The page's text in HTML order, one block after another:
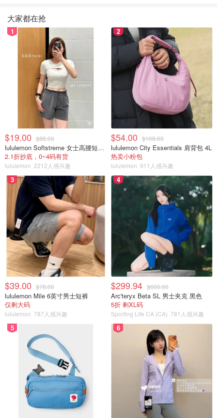
Segway 的 Go Kart Pro 2 解决了冬季如何使用卡丁车的问
题--当然是把它用作游戏控制器！这台光滑的机器最高时速
可达 26.7 英里，新方向盘包括一个 D-pad 和按钮，让你可
以把它当作视频游戏控制器使用。
百思买目前正在销售 Go Kart Pro 2 的预订单，价格为
$1,799（预计零售价为$2,299，优惠500元），该设备预计
将于 3 月初开始发货。
Segway Ninebot Gokart Pro Electric Go Kart
(25km Max Range / 37km/h Top Speed) -
Grey/Black | Best Buy Canada
Best Buy
JBuds Lux ANC headphones: $80
JLab 在 CES 2024 上推出了新款耳罩式降噪耳机，支持蓝
大家都在抢
1
$19.00 $88.00
lululemon Softstreme 女士高腰短裤 10cm
2.1折抄底，0~4码有货
lululemon 2212人感兴趣
2
$54.00 $108.00
lululemon City Essentials 肩背包 4L
热卖小粉包
lululemon 911人感兴趣
3
$39.00 $78.00
lululemon Mile 6英寸男士短裤
仅剩大码
lululemon 787人感兴趣
4
$299.94 $600.00
Arc'teryx Beta SL 男士夹克 黑色
5折 剩XL码
Sporting Life CA (CA) 781人感兴趣
5 6